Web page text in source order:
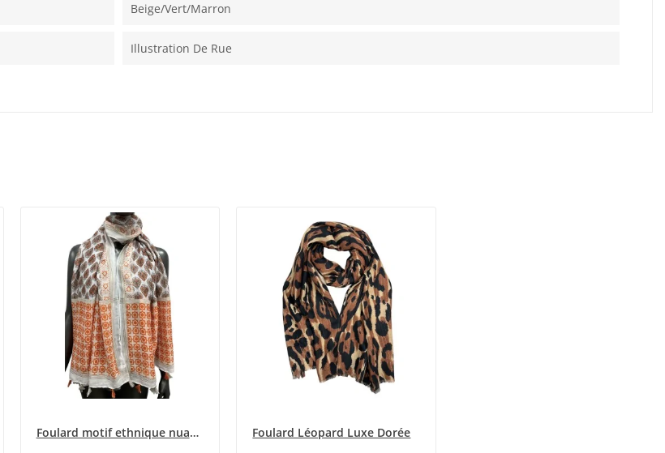
Beige/vert/marron
Illustration De Rue
Foulard motif ethnique nuance orange Foulard Léopard Luxe Dorée